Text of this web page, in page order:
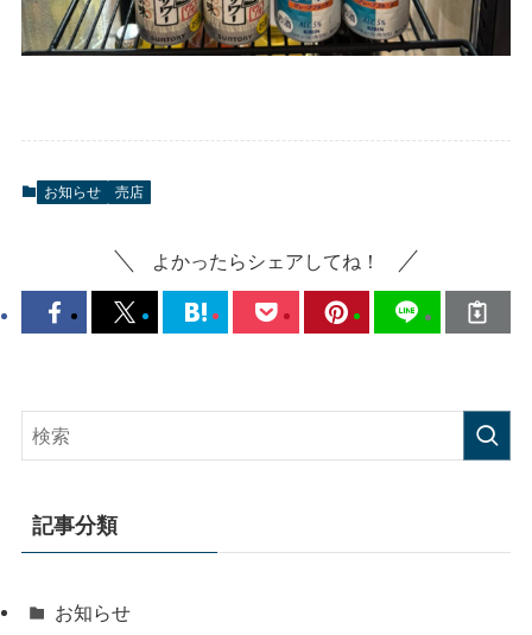
お知らせ 売店
よかったらシェアしてね！
記事分類
お知らせ